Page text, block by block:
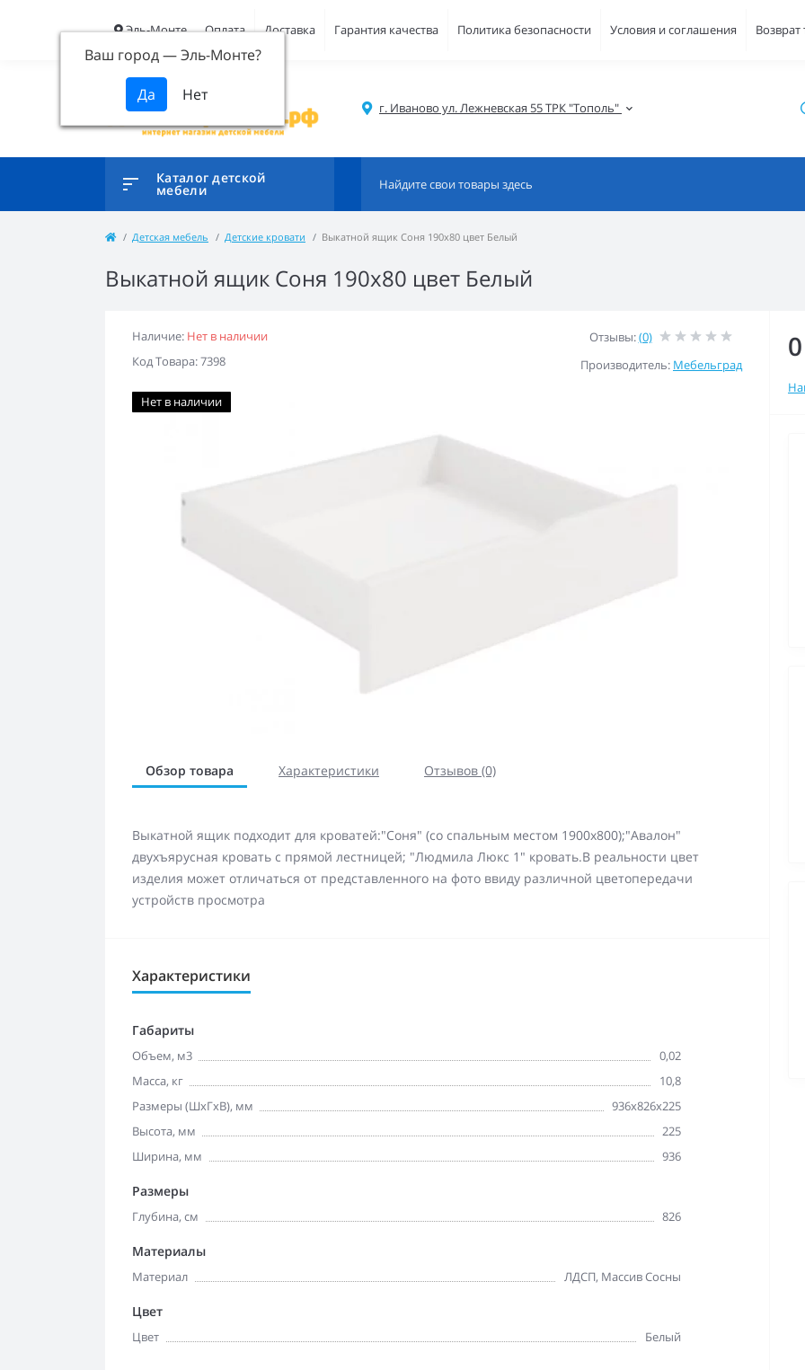
Эль-Монте
Ваш город —Эль-Монте?
Оплата Доставка Гарантия качества Политика безопасности Условия и соглашения Возврат
г. Иваново ул. Лежневская 55 ТРК "Тополь"
Каталог детской
мебели
Детская мебель Детские кровати Выкатной ящик Соня 190x80 цвет Белый
Выкатной ящик Соня 190x80 цвет Белый
Наличие: Нет в наличии
Код Товара: 7398
Отзывы:(0)
Производитель: Мебельград
Нет в наличии
Обзор товара Характеристики Отзывов (0)
Выкатной ящик подходит для кроватей:"Соня" (со спальным местом 1900х800);"Авалон"
двухъярусная кровать с прямой лестницей; "Людмила Люкс 1" кровать.В реальности цвет
изделия может отличаться от представленного на фото ввиду различной цветопередачи
устройств просмотра
Характеристики
Габариты
Объем, м3
0,02
Масса, кг
10,8
Размеры (ШхГхВ), мм
936х826х225
Высота, мм
225
Ширина, мм
936
Размеры
Глубина, см 826
Материалы
Материал ЛДСП, Массив Сосны
Цвет
Цвет Белый